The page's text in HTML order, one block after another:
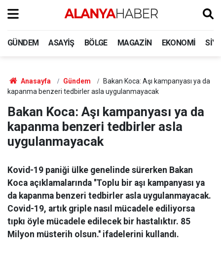
GÜNDEM ASAYIŞ BÖLGE MAGAZIN EKONOMI
Anasayfa Gündem
Bakan Koca: Aşı kampanyası ya da
kapanma benzeri tedbirler asla uygulanmayacak
Bakan Koca: Aşı kampanyası ya da
kapanma benzeri tedbirler asla
uygulanmayacak
Kovid-19 paniği ülke genelinde sürerken Bakan
Koca açıklamalarında ''Toplu bir aşı kampanyası ya
da kapanma benzeri tedbirler asla uygulanmayacak.
Covid-19, artık griple nasıl mücadele ediliyorsa
tıpkı öyle mücadele edilecek bir hastalıktır. 85
Milyon müsterih olsun.'' ifadelerini kullandı.